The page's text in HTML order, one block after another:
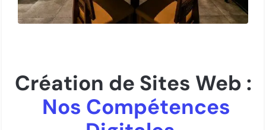
Création de Sites Web :
Nos Compétences